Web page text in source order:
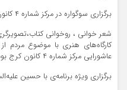
برگزاری سوگواره در مرکز شماره ۴ کانون کرج
شعر خوانی ، روخوانی
کارگاه‌های هنری با موضوع مردم
عاشورایی مرکز شماره ۴ کانون کرج بود .
برگزاری ویژه برنامه‌ی با حسین